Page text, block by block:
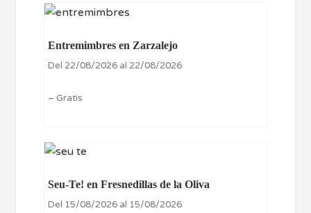
Entremimbres en Zarzalejo
Del 22/08/2026 al 22/08/2026
– Gratis
Seu-Te! en Fresnedillas de la Oliva
Del 15/08/2026 al 15/08/2026